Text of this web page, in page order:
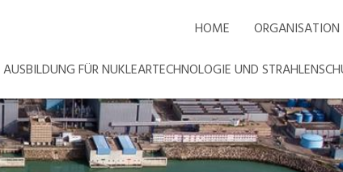
HOME ORGANISATION
FÜR NUKLEARTECHNOLOGIE UND